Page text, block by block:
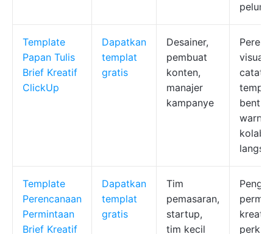
Template
Papan Tulis
Brief Kreatif
ClickUp
Dapatkan
templat
gratis
Desainer,
pembuat
konten,
manajer
kampanye
visual,
tempel,
warna,
Template
Perencanaan
Permintaan
Brief Kreatif
Dapatkan
templat
gratis
Tim
pemasaran,
startup,
tim kecil
kreatif,